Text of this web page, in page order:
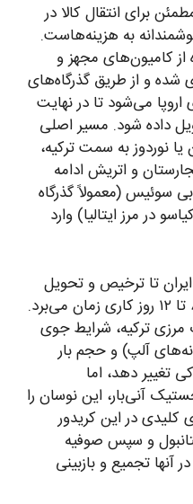
برای انتقال کالا در
به هزینه‌هاست.
از کامیون‌های مجهز و
شده و از طریق گذرگاه‌های
می‌شود تا در نهایت
داده شود. مسیر اصلی
یا نوردوز به سمت ترکیه،
و اتریش ادامه
سوئیس (معمولاً گذرگاه
در مرز ایتالیا) وارد
ایران تا ترخیص و تحویل
آن در ژنو، به طور معمول بین ۸ تا ۱۲ روز کاری زمان می‌برد.
مرزی ترکیه، شرایط جوی
آلپ) و حجم بار
تغییر دهد، اما
آنی‌بار، این نوسان را
کلیدی در این کریدور
و سپس صوفیه
آنها تجمیع و بازبینی